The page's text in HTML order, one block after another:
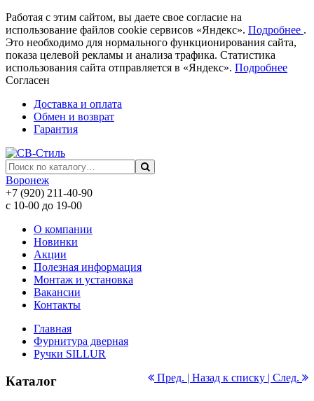
Работая с этим сайтом, вы даете свое согласие на
использование файлов cookie сервисов «Яндекс». Подробнее .
Это необходимо для нормального функционирования сайта,
показа целевой рекламы и анализа трафика. Статистика
использования сайта отправляется в «Яндекс». Подробнее
Согласен
Доставка и оплата
Обмен и возврат
Гарантия
Воронеж
+7 (920) 211-40-90
с 10-00 до 19-00
О компании
Новинки
Акции
Полезная информация
Монтаж и установка
Вакансии
Контакты
Главная
Фурнитура дверная
Ручки SILLUR
Пред. | Назад к списку | След.
Каталог